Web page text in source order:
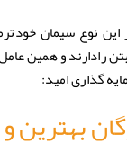
رادارند و همین
گذاری امید:
بهترین